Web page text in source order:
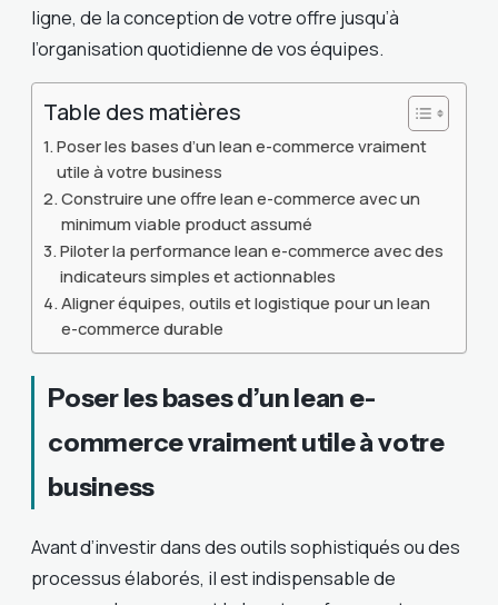
ligne, de la conception de votre offre jusqu’à
l’organisation quotidienne de vos équipes.
Table des matières
Poser les bases d’un lean e-commerce vraiment
utile à votre business
Construire une offre lean e-commerce avec un
minimum viable product assumé
Piloter la performance lean e-commerce avec des
indicateurs simples et actionnables
Aligner équipes, outils et logistique pour un lean
e-commerce durable
Poser les bases d’un lean e-
commerce vraiment utile à votre
business
Avant d’investir dans des outils sophistiqués ou des
processus élaborés, il est indispensable de